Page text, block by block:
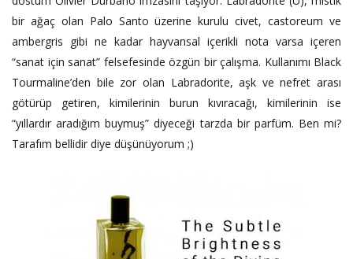
bir ağaç olan Palo Santo üzerine kurulu civet, castoreum ve
ambergris gibi ne kadar hayvansal içerikli nota varsa içeren
“sanat için sanat” felsefesinde özgün bir çalışma. Kullanımı Black
Tourmaline’den bile zor olan Labradorite, aşk ve nefret arası
götürüp getiren, kimilerinin burun kıvıracağı, kimilerinin ise
“yıllardır aradığım buymuş” diyeceği tarzda bir parfüm. Ben mi?
Tarafım bellidir diye düşünüyorum ;)